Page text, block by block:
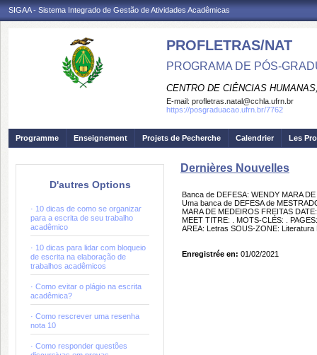
SIGAA - Sistema Integrado de Gestão de Atividades Acadêmicas
PROFLETRAS/NAT
PROGRAMA DE PÓS-
CENTRO DE CIÊNCIAS
E-mail: profletras.natal@cchla.ufrn.br
https://posgraduacao.ufrn.br/7762
Programme Enseignement Projets de Pecherche Calendrier Les
D'autres Options
· 10 dicas de como se organizar
para a escrita de seu trabalho
acadêmico
· 10 dicas para lidar com bloqueio
de escrita na elaboração de
trabalhos acadêmicos
· Como evitar o plágio na escrita
acadêmica?
· Como rescrever uma resenha
nota 10
· Como responder questões
Dernières Nouvelles
Banca de DEFESA: WENDY MARA
Uma banca de DEFESA de
MARA DE MEDEIROS FREITAS
MEET TITRE: . MOTS-CLÉS: .
AREA: Letras SOUS-ZONE: Literatura
Enregistrée en: 01/02/2021